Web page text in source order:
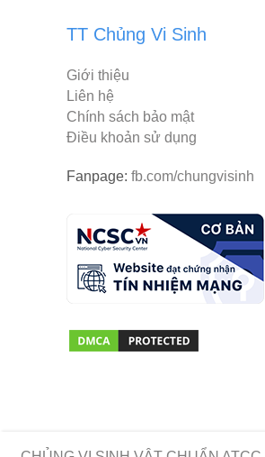
TT Chủng Vi Sinh
Giới thiệu
Liên hệ
Chính sách bảo mật
Điều khoản sử dụng
Fanpage: fb.com/chungvisinh